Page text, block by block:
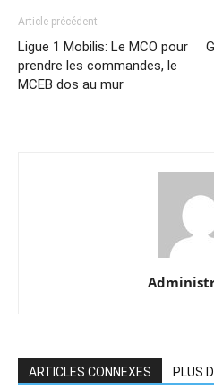
Article précédent
Ligue 1 Mobilis: Le MCO pour
prendre les commandes, le
MCEB dos au mur
ARTICLES CONNEXES PLUS